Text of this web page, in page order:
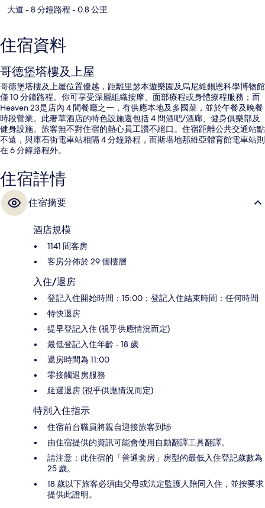
大道 - 8 分鐘路程 - 0.8 公里
住宿資料
哥德堡塔樓及上屋
哥德堡塔樓及上屋位置優越，距離里瑟本遊樂園及烏尼維錫恩科學博物館
僅 10 分鐘路程。你可享受深層組織按摩、面部療程或身體療程服務；而
Heaven 23是店內 4 間餐廳之一，有供應本地及多國菜，並於午餐及晚餐
時段營業。此奢華酒店的特色設施還包括 4 間酒吧/酒廊、健身俱樂部及
健身設施。旅客無不對住宿的熱心員工讚不絕口。住宿距離公共交通站點
不遠，與庫石街電車站相隔 4 分鐘路程，而斯堪地那維亞體育館電車站則
在 6 分鐘路程外。
住宿詳情
住宿摘要
酒店規模
1141 間客房
客房分佈於 29 個樓層
入住/退房
登記入住開始時間：15:00；登記入住結束時間：任何時間
特快退房
提早登記入住 (視乎供應情況而定)
最低登記入住年齡 - 18 歲
退房時間為 11:00
零接觸退房服務
延遲退房 (視乎供應情況而定)
特別入住指示
住宿前台職員將親自迎接旅客到埗
由住宿提供的資訊可能會使用自動翻譯工具翻譯。
請注意：此住宿的「普通套房」房型的最低入住登記歲數為
25 歲。
18 歲以下旅客必須由父母或法定監護人陪同入住，並按要求
提供此證明。